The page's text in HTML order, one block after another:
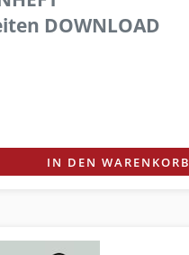
DOWNLOAD
IN DEN WARENKORB